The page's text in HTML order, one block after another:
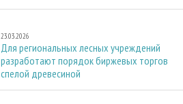
23.03.2026
Для региональных лесных учреждений
разработают порядок биржевых торгов
спелой древесиной